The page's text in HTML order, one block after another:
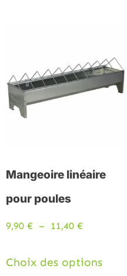
Mangeoire linéaire
pour poules
9,90 € – 11,40 €
Choix des options